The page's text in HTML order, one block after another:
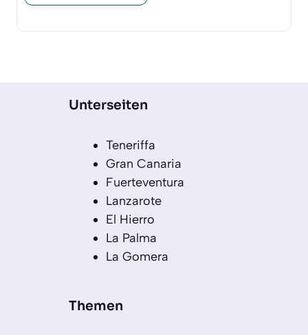
Unterseiten
Teneriffa
Gran Canaria
Fuerteventura
Lanzarote
El Hierro
La Palma
La Gomera
Themen